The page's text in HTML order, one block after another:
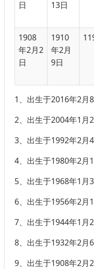
日
13日
1908
年2月2
日
1910
年2月
9日
1、出生于2016年2月
2、出生于2004年1月
3、出生于1992年2月
4、出生于1980年2月
5、出生于1968年1月
6、出生于1956年2月
7、出生于1944年1月
8、出生于1932年2月
9、出生于1908年2月